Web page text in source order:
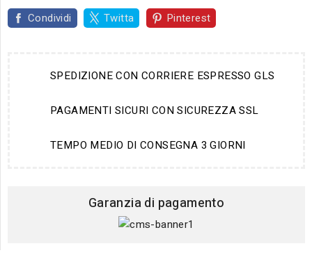
Condividi Twitta Pinterest
SPEDIZIONE CON CORRIERE ESPRESSO GLS
PAGAMENTI SICURI CON SICUREZZA SSL
TEMPO MEDIO DI CONSEGNA 3 GIORNI
Garanzia di pagamento